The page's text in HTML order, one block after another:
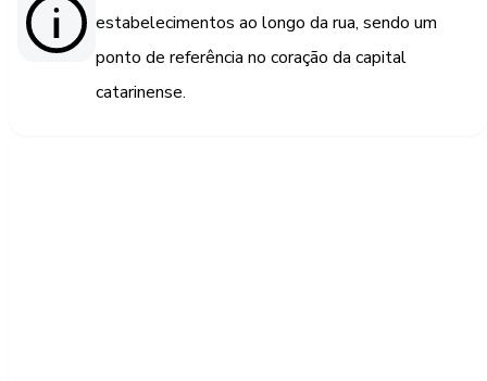
estabelecimentos ao longo da rua, sendo um
ponto de referência no coração da capital
catarinense.